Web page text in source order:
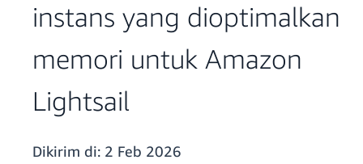
instans yang dioptimalkan
memori untuk Amazon
Lightsail
Dikirim di: 2 Feb 2026